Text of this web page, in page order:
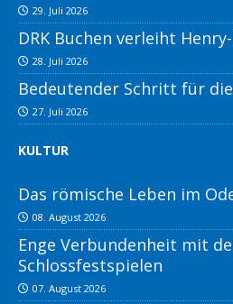
29. Juli 2026
DRK Buchen verleiht
28. Juli 2026
Bedeutender Schritt für
27. Juli 2026
KULTUR
Das römische Leben im
08. August 2026
Enge Verbundenheit mit
Schlossfestspielen
07. August 2026